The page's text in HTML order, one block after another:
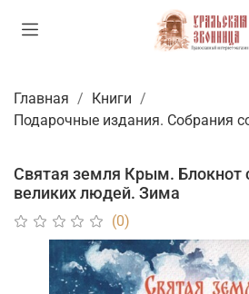
Главная
Книги
Подарочные издания. Собрания
Святая земля Крым. Блокнот
великих людей. Зима
(0)